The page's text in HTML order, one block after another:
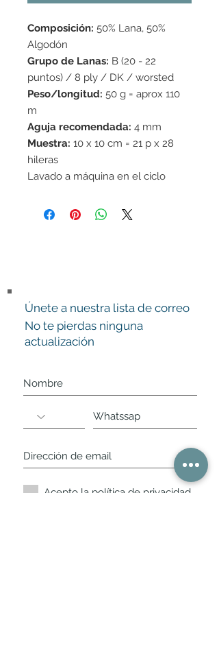
Composición: 50% Lana, 50%
Algodón
Grupo de Lanas: B (20 - 22
puntos) / 8 ply / DK / worsted
Peso/longitud: 50 g = aprox 110
m
Aguja recomendada: 4 mm
Muestra: 10 x 10 cm = 21 p x 28
hileras
Lavado a máquina en el ciclo
de telas/Secar en horizontal
Únete a nuestra lista de correo
No te pierdas ninguna
actualización
Acepto la política de privacidad.